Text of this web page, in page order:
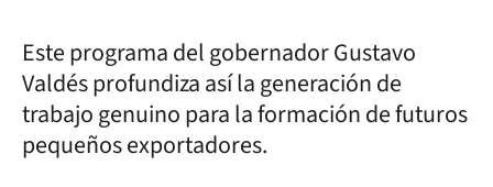
Este programa del gobernador Gustavo
Valdés profundiza así la generación de
trabajo genuino para la formación de futuros
pequeños exportadores.